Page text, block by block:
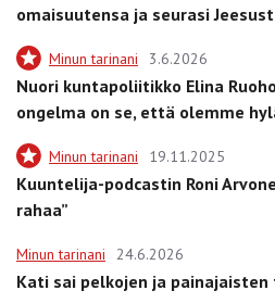
omaisuutensa ja seurasi
Minun tarinani 3.6.2026
Nuori kuntapoliitikko Elina
ongelma on se, että olemme
Minun tarinani 19.11.2025
Kuuntelija-podcastin Roni
rahaa”
Minun tarinani 24.6.2026
Kati sai pelkojen ja